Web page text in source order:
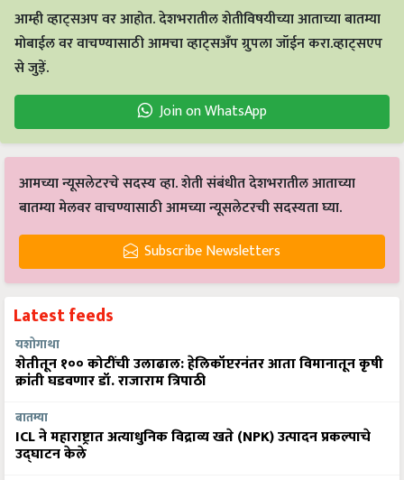
आम्ही व्हाट्सअप वर आहोत. देशभरातील शेतीविषयीच्या आताच्या बातम्या
मोबाईल वर वाचण्यासाठी आमचा व्हाट्सअँप ग्रुपला जॉईन करा.व्हाट्सएप
से जुड़ें.
Join on WhatsApp
आमच्या न्यूसलेटरचे सदस्य व्हा. शेती संबंधीत देशभरातील आताच्या
बातम्या मेलवर वाचण्यासाठी आमच्या न्यूसलेटरची सदस्यता घ्या.
Subscribe Newsletters
Latest feeds
यशोगाथा
शेतीतून १०० कोटींची उलाढाल: हेलिकॉप्टरनंतर आता विमानातून कृषी
क्रांती घडवणार डॉ. राजाराम त्रिपाठी
बातम्या
ICL ने महाराष्ट्रात अत्याधुनिक विद्राव्य खते (NPK) उत्पादन प्रकल्पाचे
उद्घाटन केले